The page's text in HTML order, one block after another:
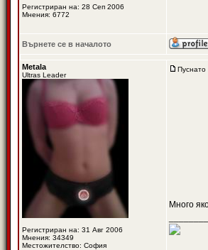
Регистриран на: 28 Сеп 2006
Мнения: 6772
Върнете се в началото
Metala
Ultras Leader
Регистриран на: 31 Авг 2006
Мнения: 34349
Местожителство: София
Много